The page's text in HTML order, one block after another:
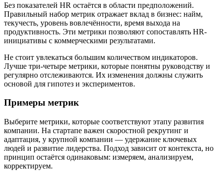
Без показателей HR остаётся в области предположений.
Правильный набор метрик отражает вклад в бизнес: найм,
текучесть, уровень вовлечённости, время выхода на
продуктивность. Эти метрики позволяют сопоставлять HR-
инициативы с коммерческими результатами.
Не стоит увлекаться большим количеством индикаторов.
Лучше три-четыре метрики, которые понятны руководству и
регулярно отслеживаются. Их изменения должны служить
основой для гипотез и экспериментов.
Примеры метрик
Выберите метрики, которые соответствуют этапу развития
компании. На стартапе важен скоростной рекрутинг и
адаптация, у крупной компании — удержание ключевых
людей и развитие лидерства. Подход зависит от контекста, но
принцип остаётся одинаковым: измеряем, анализируем,
корректируем.